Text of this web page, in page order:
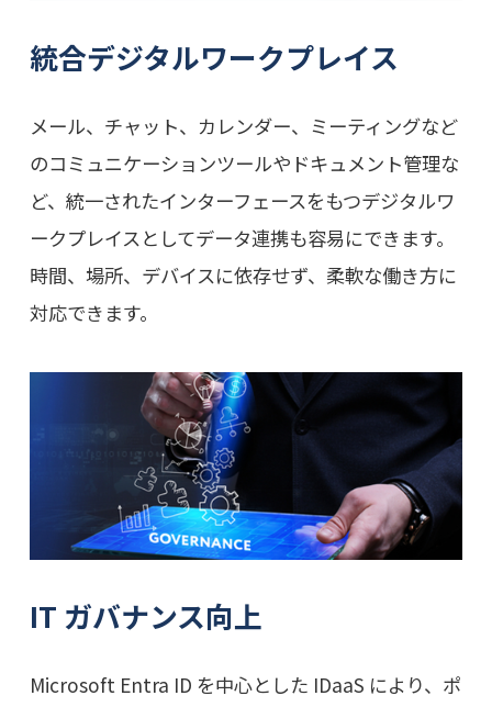
統合デジタルワークプレイス
メール、チャット、カレンダー、ミーティングなど
のコミュニケーションツールやドキュメント管理な
ど、統一されたインターフェースをもつデジタルワ
ークプレイスとしてデータ連携も容易にできます。
時間、場所、デバイスに依存せず、柔軟な働き方に
対応できます。
IT ガバナンス向上
Microsoft Entra ID を中心とした IDaaS により、ポ